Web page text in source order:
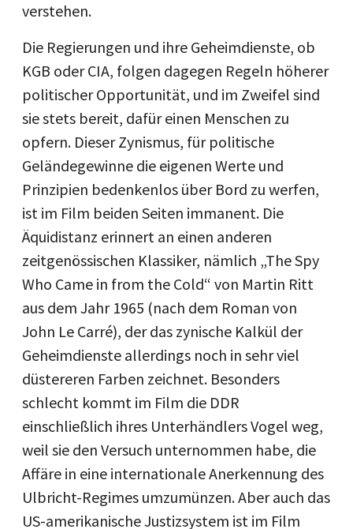
verstehen.
Die Regierungen und ihre Geheimdienste, ob
KGB oder CIA, folgen dagegen Regeln höherer
politischer Opportunität, und im Zweifel sind
sie stets bereit, dafür einen Menschen zu
opfern. Dieser Zynismus, für politische
Geländegewinne die eigenen Werte und
Prinzipien bedenkenlos über Bord zu werfen,
ist im Film beiden Seiten immanent. Die
Äquidistanz erinnert an einen anderen
zeitgenössischen Klassiker, nämlich „The Spy
Who Came in from the Cold“ von Martin Ritt
aus dem Jahr 1965 (nach dem Roman von
John Le Carré), der das zynische Kalkül der
Geheimdienste allerdings noch in sehr viel
düstereren Farben zeichnet. Besonders
schlecht kommt im Film die DDR
einschließlich ihres Unterhändlers Vogel weg,
weil sie den Versuch unternommen habe, die
Affäre in eine internationale Anerkennung des
Ulbricht-Regimes umzumünzen. Aber auch das
US-amerikanische Justizsystem ist im Film